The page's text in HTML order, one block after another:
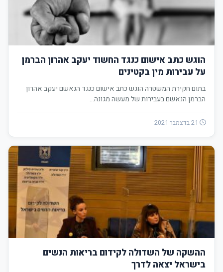
הוגש כתב אישום כנגד החשוד יעקב אהרון הברמן
על עבירות מין בקטינים
בתום חקירת המשטרה הוגש כתב אישום כנגד הנאשם יעקב אהרון
הברמן הנאשם בעבירות של מעשה מגונה…
21 בדצמבר 2021
ההשקה של השדולה לקידום בריאות הנשים
בישראל יצאה לדרך